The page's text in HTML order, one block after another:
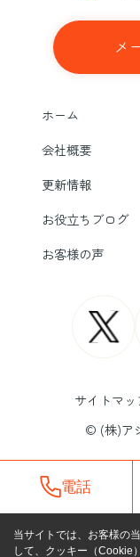
メ
ホーム
会社概要
更新情報
お役立ちブログ
お客様の声
サイトマッ
© (株)ア
電話
当サイトでは、お客様の
して、クッキー（Cookie